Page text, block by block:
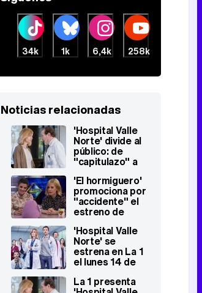
34k 1k 6,4k 258k
Noticias relacionadas
'Hospital Valle
Norte' divide al
público: de
"capitulazo" a
"desfibrilan por
encima de sus
posibilidades"
'El hormiguero'
promociona por
"accidente" el
estreno de
Norte' en La 1
'Hospital Valle
Norte' se
estrena en La 1
el lunes 14 de
La 1 presenta